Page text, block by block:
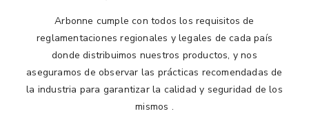
Arbonne cumple con todos los requisitos de
reglamentaciones regionales y legales de cada país
donde distribuimos nuestros productos, y nos
aseguramos de observar las prácticas recomendadas de
la industria para garantizar la calidad y seguridad de los
mismos .